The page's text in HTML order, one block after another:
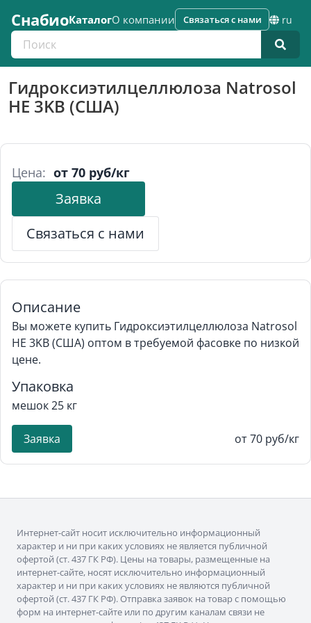
СнабиоКаталогО компании
Поиск по каталогу
Связаться с нами ru
Гидроксиэтилцеллюлоза Natrosol
HE 3KB (США)
Цена: от 70 руб/кг
Заявка
Связаться с нами
Описание
Вы можете купить Гидроксиэтилцеллюлоза Natrosol
HE 3KB (США) оптом в требуемой фасовке по низкой
цене.
Упаковка
мешок 25 кг
Заявка от 70 руб/кг
Интернет-сайт носит исключительно информационный
характер и ни при каких условиях не является публичной
офертой (ст. 437 ГК РФ). Цены на товары, размещенные на
интернет-сайте, носят исключительно информационный
характер и ни при каких условиях не являются публичной
офертой (ст. 437 ГК РФ). Отправка заявок на товар с помощью
форм на интернет-сайте или по другим каналам связи не